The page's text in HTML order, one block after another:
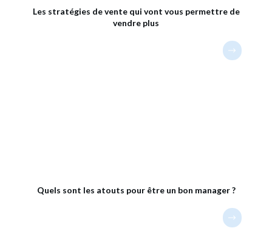
Les stratégies de vente qui vont vous permettre de
vendre plus
Quels sont les atouts pour être un bon manager ?